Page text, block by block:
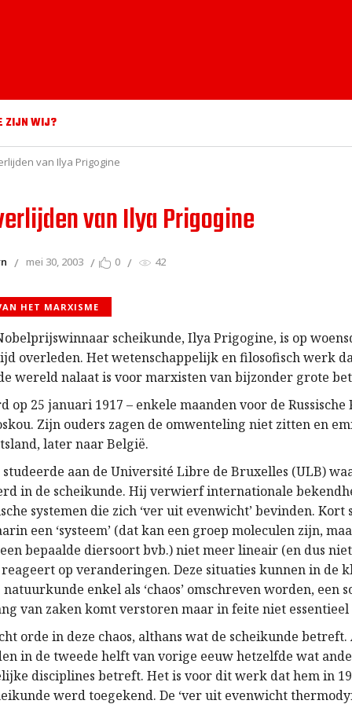
ZIJN WIJ?
van Ilya Prigogine
van Ilya Prigogine
mei 30, 2003 0 42
HET MARXISME
scheikunde, Ilya Prigogine, is op
overleden. Het wetenschappelijk en filosofisch werk
wereld nalaat is voor marxisten van bijzonder grote
op 25 januari 1917 – enkele maanden voor de Russische
Zijn ouders zagen de omwenteling niet zitten en
later naar België.
aan de Université Libre de Bruxelles (ULB)
in de scheikunde. Hij verwierf internationale
systemen die zich ‘ver uit evenwicht’ bevinden. Kort
een ‘systeem’ (dat kan een groep moleculen zijn,
bepaalde diersoort bvb.) niet meer lineair (en dus
op veranderingen. Deze situaties kunnen in de
enkel als ‘chaos’ omschreven worden, een
van zaken komt verstoren maar in feite niet essentieel
orde in deze chaos, althans wat de scheikunde betreft.
in de tweede helft van vorige eeuw hetzelfde wat
disciplines betreft. Het is voor dit werk dat hem in
werd toegekend. De ‘ver uit evenwicht